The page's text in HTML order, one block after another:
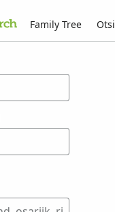
Family Tree Otsi